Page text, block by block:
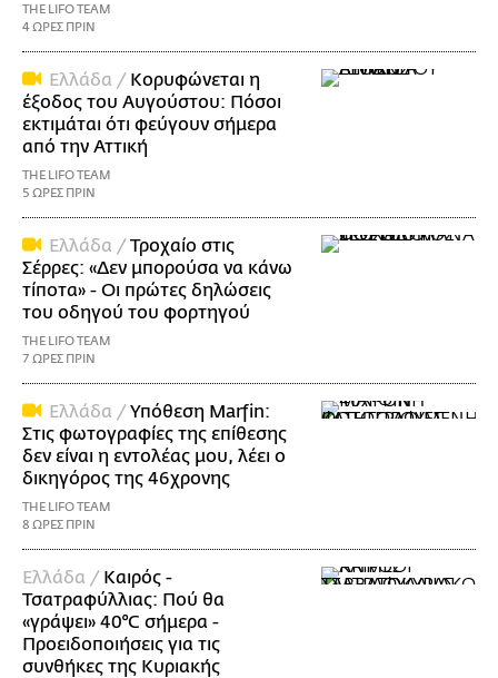
THE LIFO TEAM
4 ΩΡΕΣ ΠΡΙΝ
Ελλάδα / Κορυφώνεται η
έξοδος του Αυγούστου: Πόσοι
εκτιμάται ότι φεύγουν σήμερα
από την Αττική
THE LIFO TEAM
5 ΩΡΕΣ ΠΡΙΝ
Ελλάδα /Τροχαίο στις
Σέρρες: «Δεν μπορούσα να κάνω
τίποτα» - Οι πρώτες δηλώσεις
του οδηγού του φορτηγού
THE LIFO TEAM
7 ΩΡΕΣ ΠΡΙΝ
Ελλάδα /Υπόθεση Marfin:
Στις φωτογραφίες της επίθεσης
δεν είναι η εντολέας μου, λέει ο
δικηγόρος της 46χρονης
THE LIFO TEAM
8 ΩΡΕΣ ΠΡΙΝ
Ελλάδα / Καιρός -
Τσατραφύλλιας: Πού θα
«γράψει» 40°C σήμερα -
Προειδοποιήσεις για τις
συνθήκες της Κυριακής